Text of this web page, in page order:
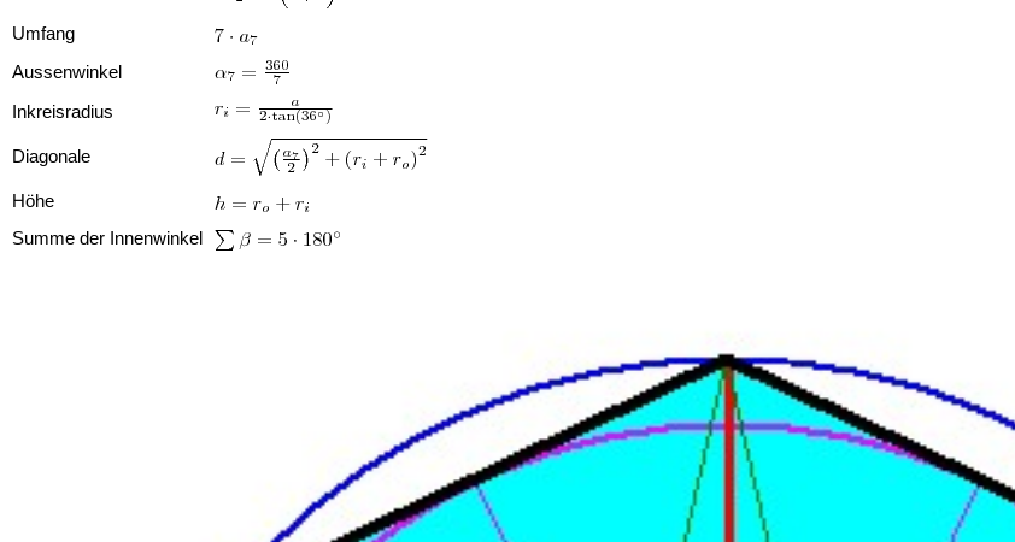
Umfang
Aussenwinkel
Inkreisradius
Diagonale
Höhe
Summe der Innenwinkel